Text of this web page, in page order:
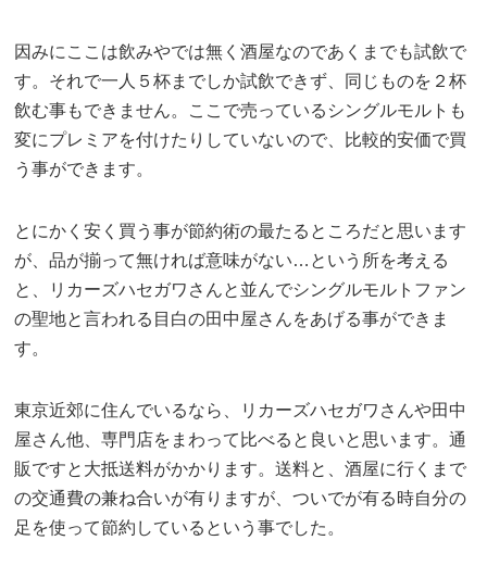
因みにここは飲みやでは無く酒屋なのであくまでも試飲で
す。それで一人５杯までしか試飲できず、同じものを２杯
飲む事もできません。ここで売っているシングルモルトも
変にプレミアを付けたりしていないので、比較的安価で買
う事ができます。
とにかく安く買う事が節約術の最たるところだと思います
が、品が揃って無ければ意味がない…という所を考える
と、リカーズハセガワさんと並んでシングルモルトファン
の聖地と言われる目白の田中屋さんをあげる事ができま
す。
東京近郊に住んでいるなら、リカーズハセガワさんや田中
屋さん他、専門店をまわって比べると良いと思います。通
販ですと大抵送料がかかります。送料と、酒屋に行くまで
の交通費の兼ね合いが有りますが、ついでが有る時自分の
足を使って節約しているという事でした。